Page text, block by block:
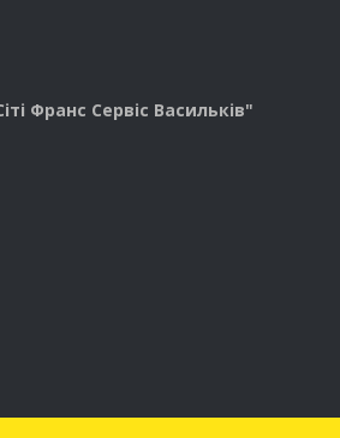
Франс Сервіс Васильків"